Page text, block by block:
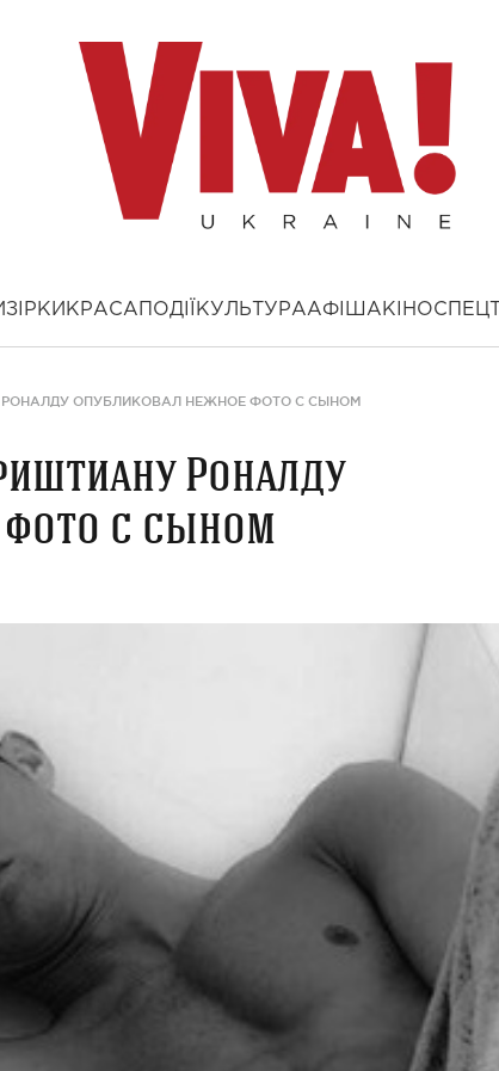
ЗІРКИ КРАСА ПОДІЇ КУЛЬТУРААФІША КІНО
ОПУБЛИКОВАЛ НЕЖНОЕ ФОТО С СЫНОМ
Роналду
с сыном